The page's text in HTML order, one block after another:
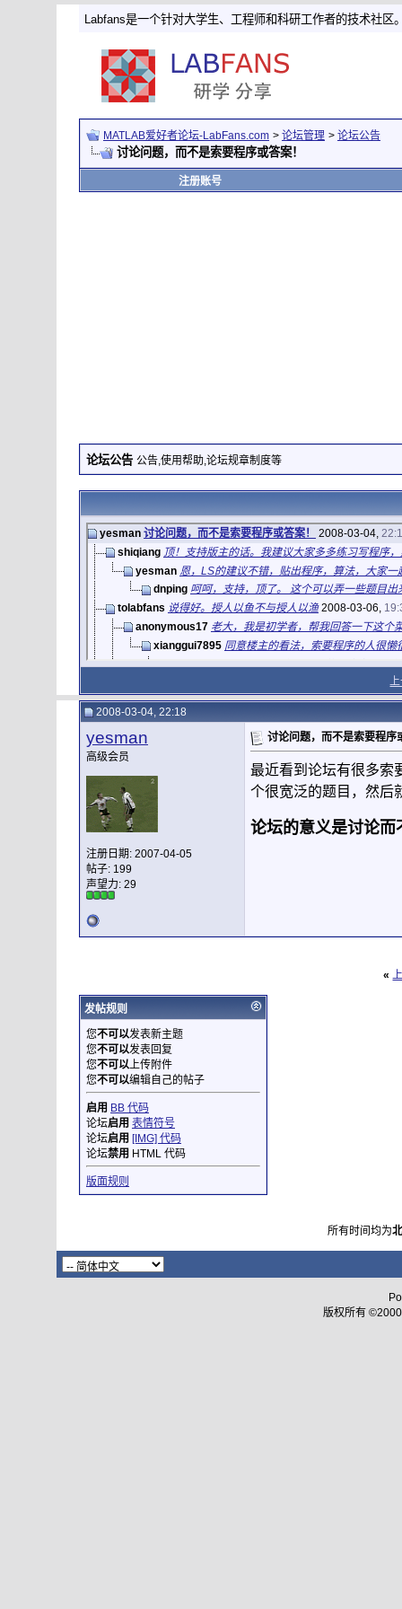
Labfans是一个针对大学生、工程师和科研工作者的技术社区
MATLAB爱好者论坛-LabFans.com > 论坛管理 > 论坛公告
讨论问题，而不是索要程序或答案！
注册账号
论坛公告 公告,使用帮助,论坛规章制度等
yesman 讨论问题，而不是索要程序或答案！ 2008-03-04,
shiqiang 顶！支持版主的话。我建议大家多多练习写程序
yesman 恩，LS的建议不错，贴出程序，算法，大家一
dnping 呵呵，支持，顶了。 这个可以弄一些题目出
tolabfans 说得好。授人以鱼不与授人以渔2008-03-06,
anonymous17 老大，我是初学者，帮我回答一下这个
xianggui7895 同意楼主的看法，索要程序的人很懒
ifuwahueiwejirhe 我是个Matlab的初学者，现
11:22
当前深度下的更多回复...
hhy_top 回复: 求助高手2008-11-12,17:13
lwym126
非常同意。不然永远也不会2008-06-03,
danlei0120
风沙星辰
新人来这 希望能得到大家的指点 哈2008-03-27,
xuefeng_007china
支持,授人以渔嘛!2008-04-08,
10:33
keke5h2000
zwghsw
强烈支持楼主的建议2008-04-09,17:26
Suohaicheng333
zhangyongnan
puccazzy
回复: 讨论问题，而不是索要程序或答案！请直接索要
xxhs 回复: 讨论问题，而不是索要程序或答案！请直接索要
yesman 回复: 讨论问题，而不是索要程序或答案！请
trisol 回复: 讨论问题，而不是索要程序或答案！请直接索
trisol 回复: 讨论问题，而不是索要程序或答案！请直接索
wind_1130 回复: 讨论问题，而不是索要程序或答案！请直
2008-03-04, 22:18
yesman
高级会员
注册日期: 2007-04-05
帖子: 199
声望力: 29
讨论问题，而不是索要程序
最近看到论坛有很多索
个很宽泛的题目，然后
论坛的意义是讨论而
«
发帖规则
您不可以发表新主题
您不可以发表回复
您不可以上传附件
您不可以编辑自己的帖子
启用 BB 代码
论坛启用 表情符号
论坛启用 [IMG] 代码
论坛禁用 HTML 代码
版面规则
所有时间均为
版权所有